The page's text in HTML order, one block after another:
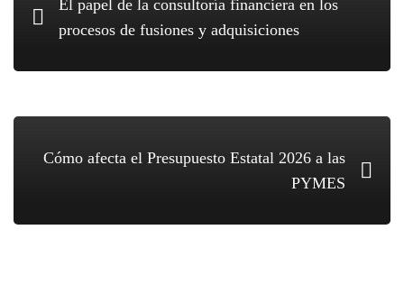
El papel de la consultoría financiera en los
procesos de fusiones y adquisiciones
Cómo afecta el Presupuesto Estatal 2026 a las
PYMES